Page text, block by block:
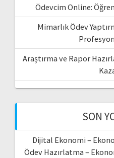
Ödevcim Online:
Mimarlık Ödev
Araştırma ve Rapor
SON
Dijital Ekonomi –
Ödev Hazırlatma –